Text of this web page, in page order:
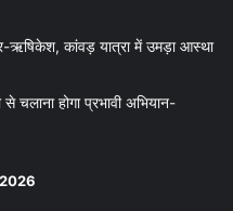
ऋषिकेश, कांवड़ यात्रा में उमड़ा आस्था
चलाना होगा प्रभावी अभियान-